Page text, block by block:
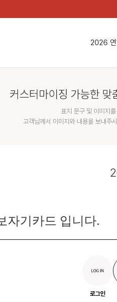
2026
커스터마이징 가능한 맞
표지 문구 및 이미지
고객님께서 이미지와 내용을 보내주
자기카드 입니다.
로그인